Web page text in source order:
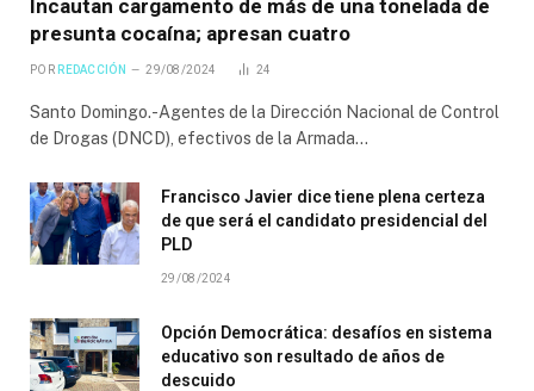
Incautan cargamento de más de una tonelada de
presunta cocaína; apresan cuatro
POR REDACCIÓN 29/08/2024 24
Santo Domingo.-Agentes de la Dirección Nacional de Control
de Drogas (DNCD), efectivos de la Armada…
Francisco Javier dice tiene plena certeza
de que será el candidato presidencial del
PLD
29/08/2024
Opción Democrática: desafíos en sistema
educativo son resultado de años de
descuido